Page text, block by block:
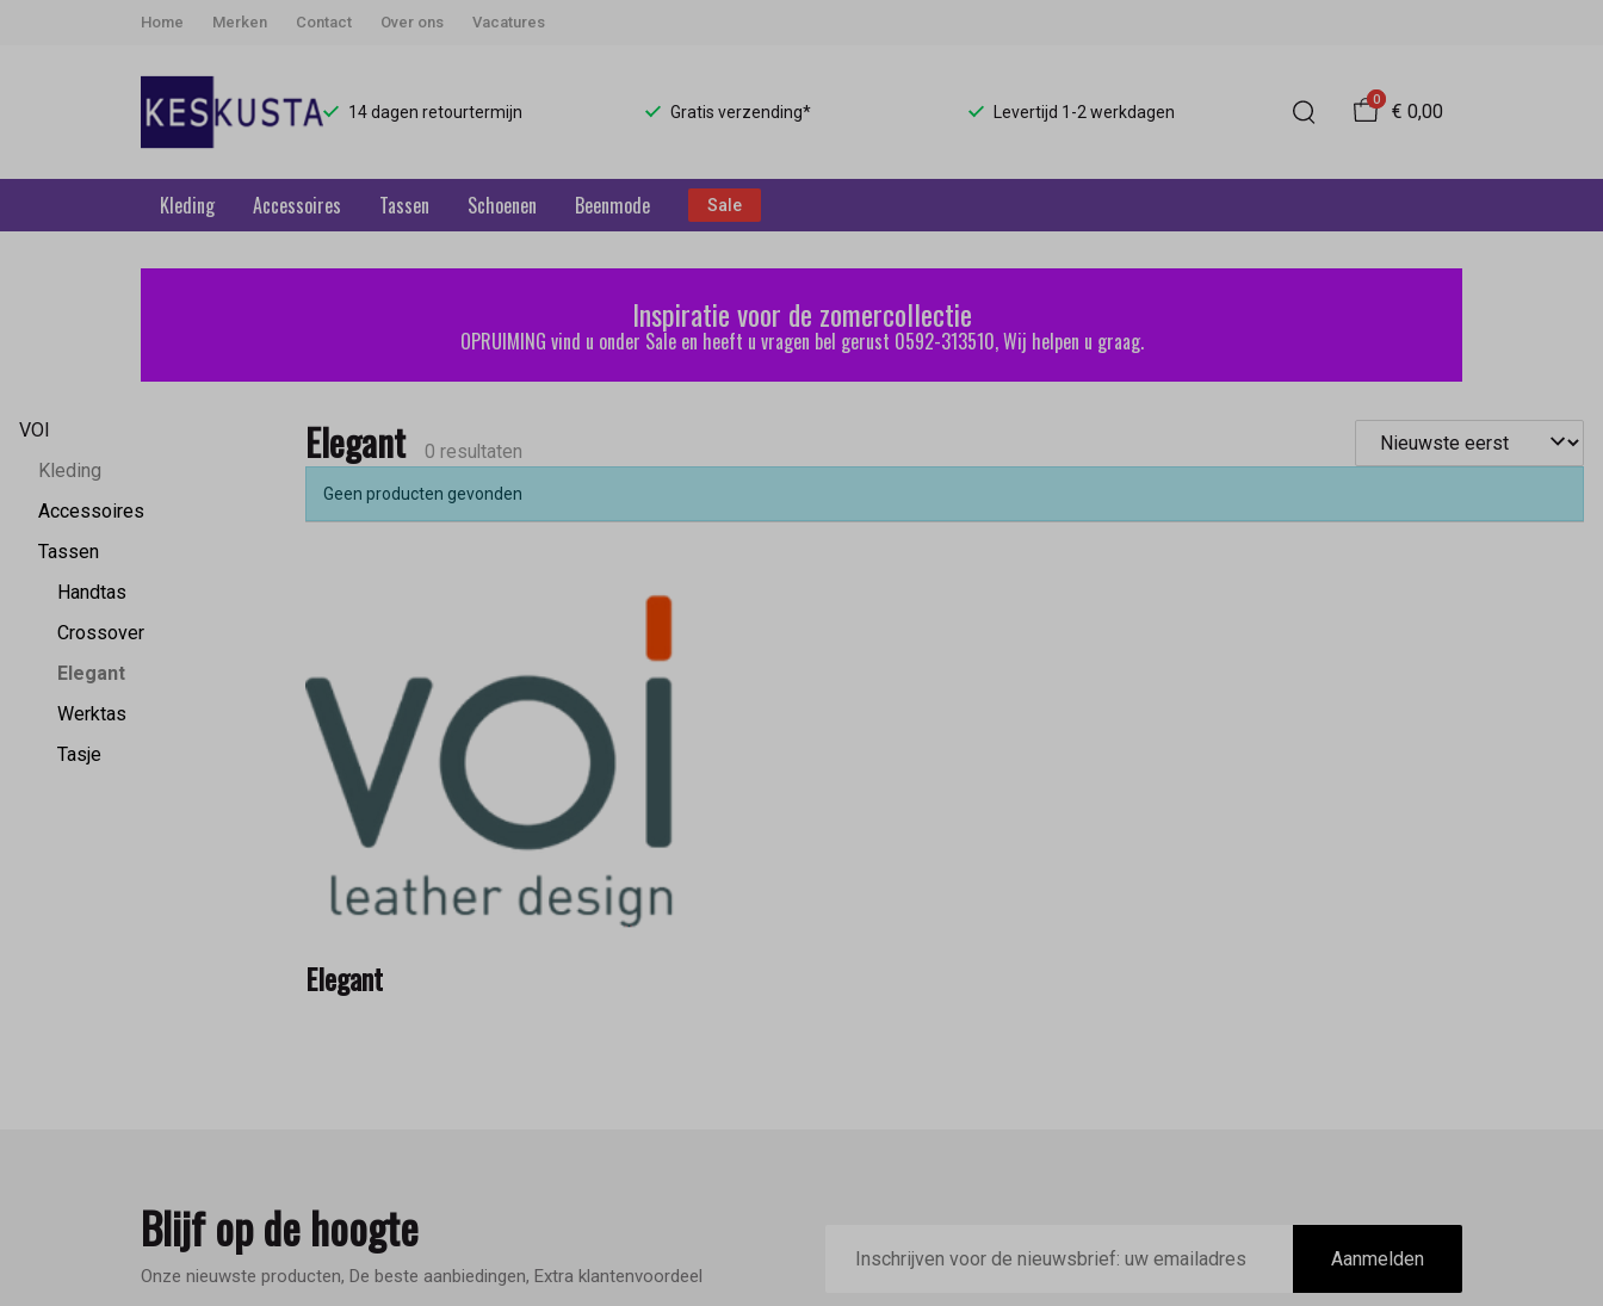
Home Merken Contact Over ons Vacatures
14 dagen retourtermijn Gratis verzending* Levertijd 1-2 werkdagen
0
€ 0,00
Kleding Accessoires Tassen Schoenen Beenmode Sale
Elegant
Keskusta
Inspiratie voor de zomercollectie
OPRUIMING vind u onder Sale en heeft u vragen bel gerust 0592-313510, Wij helpen u graag.
VOI
Kleding
Accessoires
Tassen
Handtas
Crossover
Elegant
Werktas
Tasje
Elegant 0 resultaten
Geen producten gevonden
Elegant
Blijf op de hoogte
Onze nieuwste producten, De beste aanbiedingen, Extra klantenvoordeel
mailadres
Aanmelden